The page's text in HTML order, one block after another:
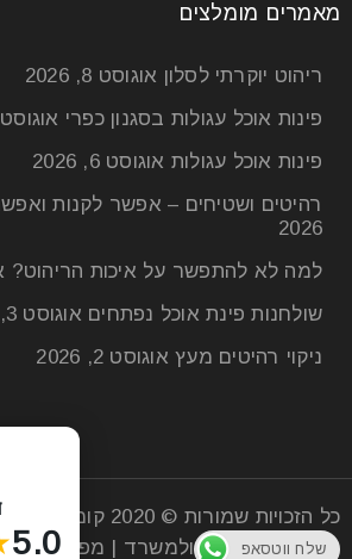
מטבח בעיצוב פתוח: איך
21 יונ
מאמרים מומלצים
ריהוט יוקרתי לסלון אוגוסט 8, 2026
פינות אוכל עגולות בסגנון כפרי אוגוסט 7,
פינות אוכל עגולות אוגוסט 6, 2026
רהיטים ושטיחים – אפשר לקנות
2026
למה לא להתפשר על איכות הריהוט?
שולחנות פינת אוכל נפתחים אוגוסט 3, 2026
ניקוי רהיטים מעץ אוגוסט 2, 2026
כל הזכויות שמורות © 2020 קומפי
מעץ לסלון הבית ולמשרד | מפת אתר
5.0 שלח ווטסאפ